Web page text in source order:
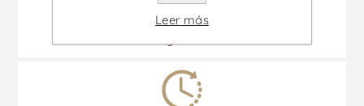
Como podemos ayudarte?
Leer más